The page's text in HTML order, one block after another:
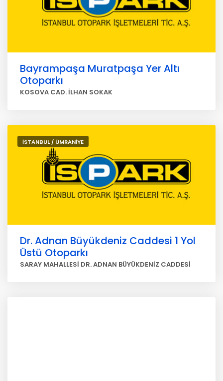
Bayrampaşa Muratpaşa Yer Altı
Otoparkı
KOSOVA CAD. İLHAN SOKAK
İSTANBUL / ÜMRANİYE
Dr. Adnan Büyükdeniz Caddesi 1 Yol
Üstü Otoparkı
SARAY MAHALLESİ DR. ADNAN BÜYÜKDENİZ CADDESİ